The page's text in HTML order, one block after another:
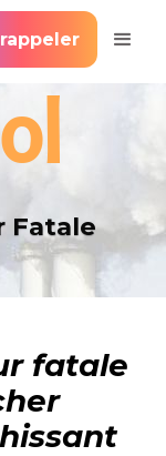
Fatale
fatale